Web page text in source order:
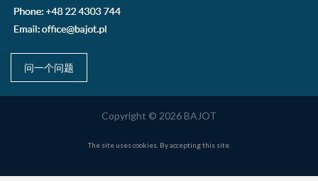
问一个问题
Copyright © 2026 BAJOT
The site uses cookies. By accepting this site.